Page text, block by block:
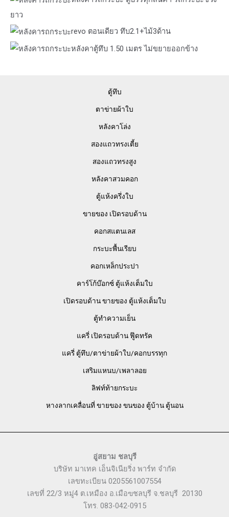
ยาว
revo ตอนเดียว ทึบ2.1+ไม้3ด้าน
หลังคาตู้ทึบ 1.50 เมตร ไม่ขยายออกข้าง
ตู้ทึบ
ตาข่ายผ้าใบ
หลังคาโล่ง
สองแถวทรงเตี้ย
สองแถวทรงสูง
หลังคาสวมคอก
ตู้แห้งครึ่งใบ
ขายของ เปิดรอบด้าน
คอกสแตนเลส
กระบะพื้นเรียบ
คอกเหล็กประปา
คาร์โก้บ๊อกซ์ ตู้แห้งเต็มใบ
เปิดรอบด้าน ขายของ ตู้แห้งเต็มใบ
ตู้ทำความเย็น
แครี่ เปิดรอบด้าน ฟู๊ดทรัค
แครี่ ตู้ทึบ/ตาข่ายผ้าใบ/คอกบรรทุก
เสริมแหนบ/เพลาลอย
ลิฟท์ท้ายกระบะ
หางลากเคลื่อนที่ ขายของ ขนของ ตู้บ้าน ตู้นอน
อู่สยาม ชลบุรี
บริษัท มาเทค เอ็นจิเนียริ่ง พาร์ท จำกัด
เลขทะเบียน 0205561007554
เลขที่ 22/3 หมู่4 ต.เหมือง อ.เมือฃชลบุรี จ.ชลบุรี 20130
โทร. 083-042-0915